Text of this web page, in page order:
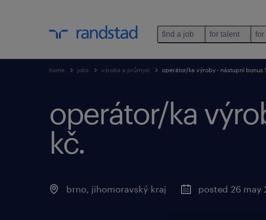
find a job for talent for
home jobs výroba a průmysl operátor/ka výroby - nástupní bonus
operátor/ka
kč.
brno, jihomoravský kraj posted 26 may